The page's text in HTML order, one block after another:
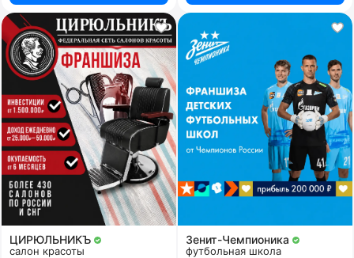
ЦИРЮЛЬНИКЪ
салон красоты
Зенит-Чемпионика
футбольная школа